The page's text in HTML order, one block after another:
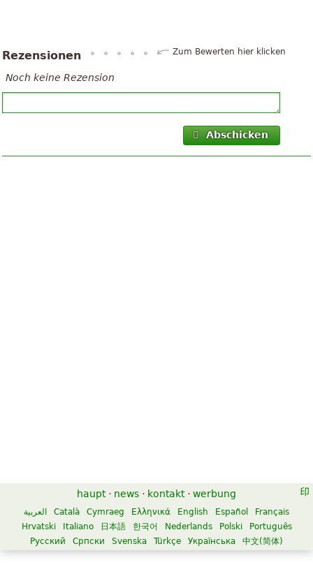
Rezensionen Zum Bewerten hier klicken
Noch keine Rezension
Abschicken
haupt · news · kontakt · werbung
العربية Català Cymraeg Ελληνικά English Español
Français
Hrvatski
Italiano 日本語 한국어 Nederlands Polski
Português
Русский
Српски Svenska Türkçe Українська 中文(简体)